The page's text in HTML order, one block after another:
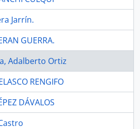
Jarrín.
GUERRA.
Adalberto Ortiz
RENGIFO
DÁVALOS